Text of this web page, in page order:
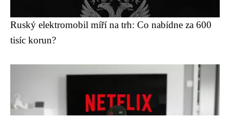
Ruský elektromobil míří na trh: Co nabídne za 600
tisíc korun?